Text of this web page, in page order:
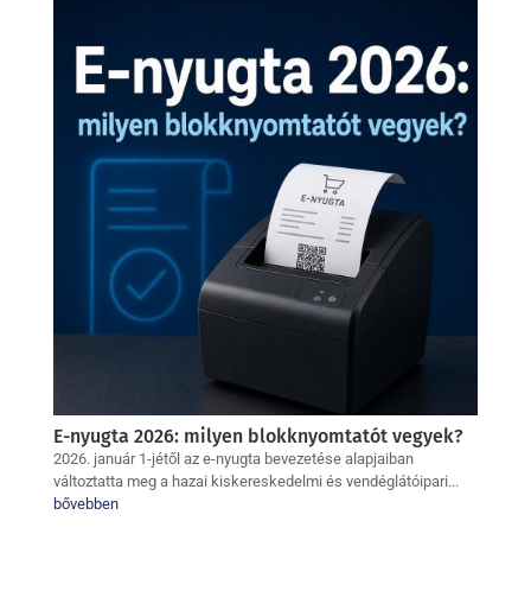
E-nyugta 2026: milyen blokknyomtatót vegyek?
2026. január 1-jétől az e-nyugta bevezetése alapjaiban
változtatta meg a hazai kiskereskedelmi és vendéglátóipari...
bővebben